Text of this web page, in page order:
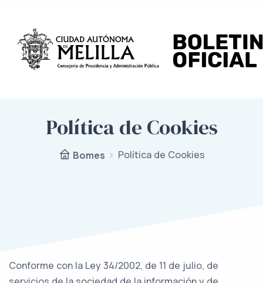
Política de Cookies
Bomes Política de Cookies
Conforme con la Ley 34/2002, de 11 de julio, de